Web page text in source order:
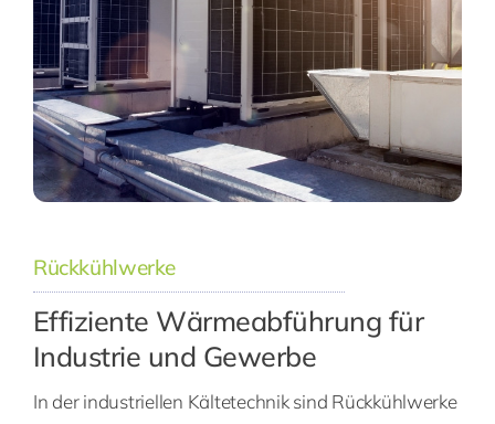
Rückkühlwerke
Effiziente Wärmeabführung für
Industrie und Gewerbe
In der industriellen Kältetechnik sind Rückkühlwerke